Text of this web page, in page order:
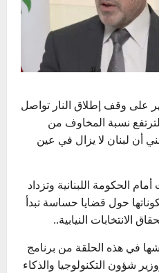
على وقف إطلاق النار تواصل
لترتفع نسبة المخاوف من
أن لبنان لا يزال في عين
الحكومة اللبنانية وتزداد
حول قضايا حساسة تبدأ
الانتخابات النيابية..
في هذه الحلقة من برنامج
شؤون التكنولوجيا والذكاء